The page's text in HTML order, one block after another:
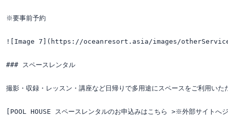
※要事前予約
![Image 7](https://oceanresort.asia/images/
### スペースレンタル
撮影・収録・レッスン・講座など日帰りで多用途にスペースをご利用いた
[POOL HOUSE スペースレンタルのお申込みはこちら >※外部